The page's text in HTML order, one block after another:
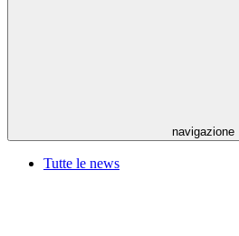
navigazione
Tutte le news